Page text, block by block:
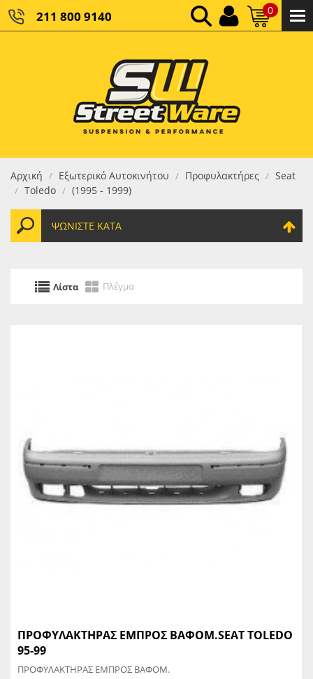
211 800 9140 0
ΚΑΘΑΡΌ ΣΎΝΟΛΟ:
ΤΕΛΙΚΌ ΣΎΝΟΛΟ:0,00 €
Αρχική / Εξωτερικό Αυτοκινήτου / Προφυλακτήρες / Seat
/ Toledo / (1995 - 1999)
ΨΩΝΊΣΤΕ ΚΑΤΆ
Λίστα Πλέγμα
ΠΡΟΦΥΛΑΚΤΗΡΑΣ ΕΜΠΡΟΣ ΒΑΦΟΜ.SEAT TOLEDO
95-99
ΠΡΟΦΥΛΑΚΤΗΡΑΣ ΕΜΠΡΟΣ ΒΑΦΟΜ.